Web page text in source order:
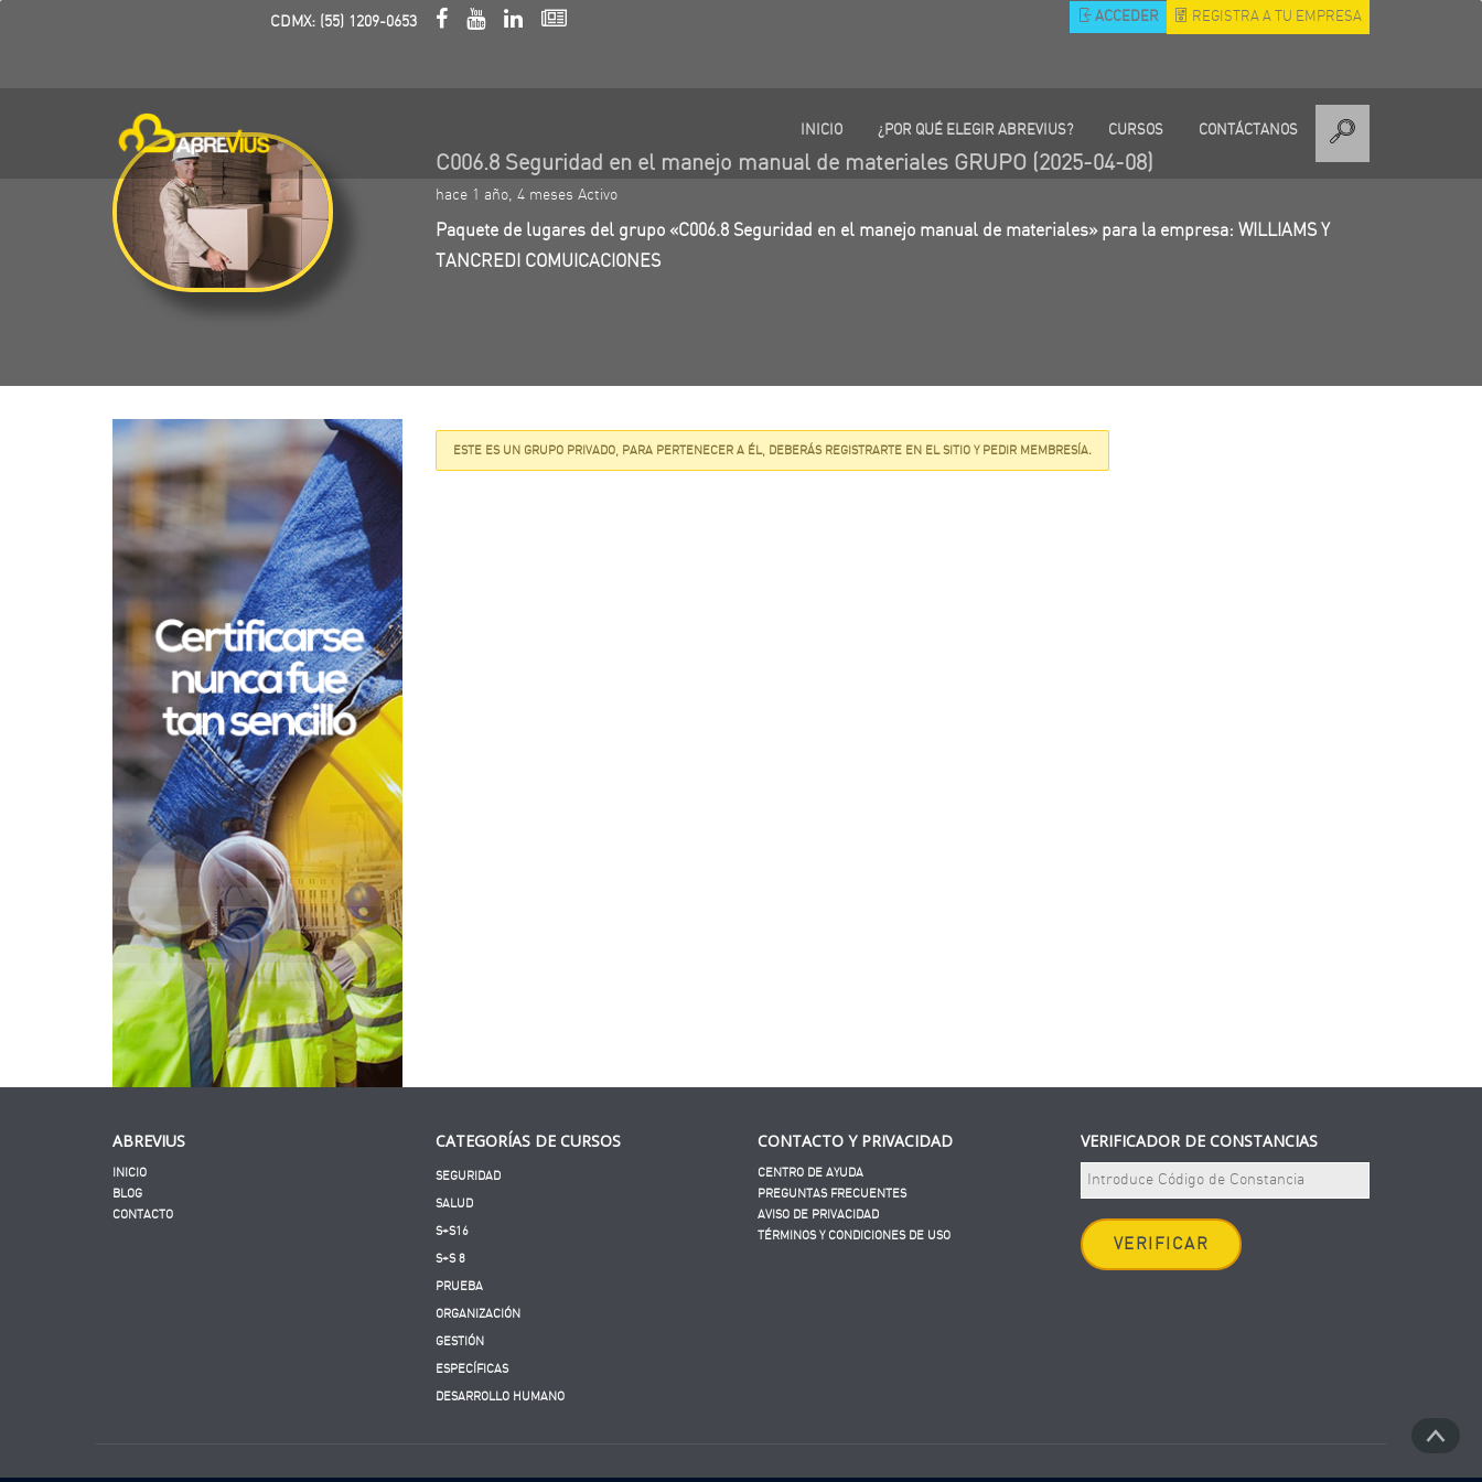
CDMX: (55) 1209-0653 ACCEDER REGISTRA A TU EMPRESA
INICIO ¿POR QUÉ ELEGIR ABREVIUS? CURSOS CONTÁCTANOS
C006.8 Seguridad en el manejo manual de materiales GRUPO (2025-04-08)
hace 1 año, 4 meses Activo
Paquete de lugares del grupo «C006.8 Seguridad en el manejo manual de materiales» para la empresa: WILLIAMS Y
TANCREDI COMUICACIONES
ESTE ES UN GRUPO PRIVADO, PARA PERTENECER A ÉL, DEBERÁS REGISTRARTE EN EL SITIO Y PEDIR MEMBRESÍA.
ABREVIUS
INICIO
BLOG
CONTACTO
CATEGORÍAS DE CURSOS
SEGURIDAD
SALUD
S+S16
S+S 8
PRUEBA
ORGANIZACIÓN
GESTIÓN
ESPECÍFICAS
DESARROLLO HUMANO
CONTACTO Y PRIVACIDAD
CENTRO DE AYUDA
PREGUNTAS FRECUENTES
AVISO DE PRIVACIDAD
TÉRMINOS Y CONDICIONES DE USO
VERIFICADOR DE CONSTANCIAS